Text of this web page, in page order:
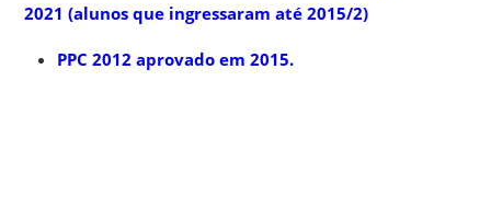
2021 (alunos que ingressaram até 2015/2)
PPC 2012 aprovado em 2015.